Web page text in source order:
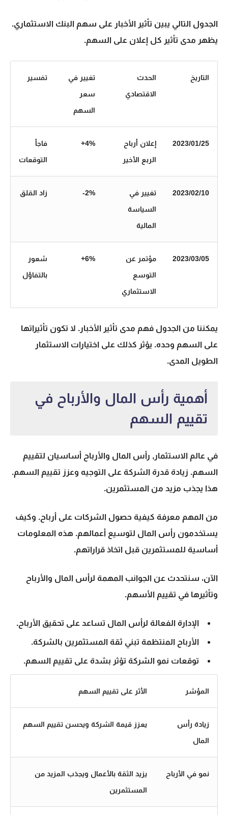
الجدول التالي يبين تأثير الأخبار على سهم البنك الاستثماري.
يظهر مدى تأثير كل إعلان على السهم.
التاريخ
الحدث
الاقتصادي
تغيير في
سعر
السهم
تفسير
2023/01/25
إعلان أرباح
الربع الأخير
‎+4%
فاجأ
التوقعات
2023/02/10
تغيير في
السياسة
المالية
‎-2% زاد القلق
2023/03/05
مؤتمر عن
التوسع
الاستثماري
‎+6%
شعور
بالتفاؤل
يمكننا من الجدول فهم مدى تأثير الأخبار. لا تكون تأثيراتها
على السهم وحده. يؤثر كذلك على اختيارات الاستثمار
الطويل المدى.
أهمية رأس المال والأرباح في
تقييم السهم
في عالم الاستثمار, رأس المال والأرباح أساسيان لتقييم
السهم. زيادة قدرة الشركة على التوجيه وعزز تقييم السهم.
هذا يجذب مزيد من المستثمرين.
من المهم معرفة كيفية حصول الشركات على أرباح. وكيف
يستخدمون رأس المال لتوسيع أعمالهم. هذه المعلومات
أساسية للمستثمرين قبل اتخاذ قراراتهم.
الآن، سنتحدث عن الجوانب المهمة لرأس المال والأرباح
وتأثيرها في تقييم الأسهم.
الإدارة الفعالة لرأس المال تساعد على تحقيق الأرباح.
الأرباح المنتظمة تبني ثقة المستثمرين بالشركة.
توقعات نمو الشركة تؤثر بشدة على تقييم السهم.
المؤشر الأثر على تقييم السهم
زيادة رأس
المال
يعزز قيمة الشركة ويحسن تقييم السهم
نمو في الأرباح
يزيد الثقة بالأعمال ويجذب المزيد من
المستثمرين